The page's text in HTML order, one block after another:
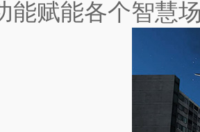
能赋能各个智慧